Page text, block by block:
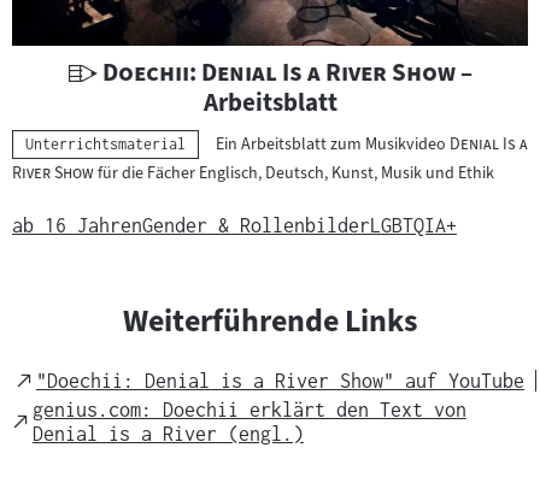
U
t
e
r
s
m
a
"
Doechii: Denial Is a River Show"
–
Arbeitsblatt
Kategorie:
Unterrichtsmaterial Ein Arbeitsblatt zum Musikvideo "Denial Is a
River Show"für die Fächer Englisch, Deutsch, Kunst, Musik und Ethik
ab 16 JahrenGender & RollenbilderLGBTQIA+
Weiterführende Links
External
Link
"Doechii: Denial is a River Show" auf YouTube
External
Link
genius.com: Doechii erklärt den Text von
Denial is a River (engl.)